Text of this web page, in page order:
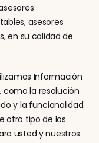
asesores
en su calidad de
Información
como la resolución
y la funcionalidad
otro tipo de los
usted y nuestros